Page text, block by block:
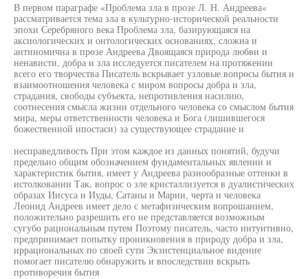
В первом параграфе «Проблема зла в прозе Л. Н. Андреева«
рассматривается тема зла в культурно-исторической реальности
эпохи Серебряного века Проблема зла, базирующаяся на
аксиологических и онтологических основаниях, сложна и
антиномична в прозе Андреева Двоящаяся природа любви и
ненависти, добра и зла исследуется писателем на протяжении
всего его творчества Писатель вскрывает узловые вопросы бытия и
взаимоотношения человека с миром вопросы добра и зла,
страдания, свободы субъекта, непротивления насилию,
соотнесения смысла жизни отдельного человека со смыслом бытия
мира, меры ответственности человека и Бога (лишившегося
божественной ипостаси) за существующее страдание и
несправедливость При этом каждое из данных понятий, будучи
предельно общим обозначением фундаментальных явлении и
характеристик бытия, имеет у Андреева разнообразные оттенки в
истолковании Так, вопрос о зле кристаллизуется в дуалистических
образах Иисуса и Иуды, Сатаны и Марии, черта и человека
Леонид Андреев имеет дело с метафизическим вопрошанием,
положительно разрешить его не представляется возможным
сугубо рациональным путем Поэтому писатель, часто интуитивно,
предпринимает попытку проникновения в природу добра и зла,
иррациональных по своей сути Экзистенциальное видение
помогает писателю обнаружить и впоследствии вскрыть
противоречия бытия